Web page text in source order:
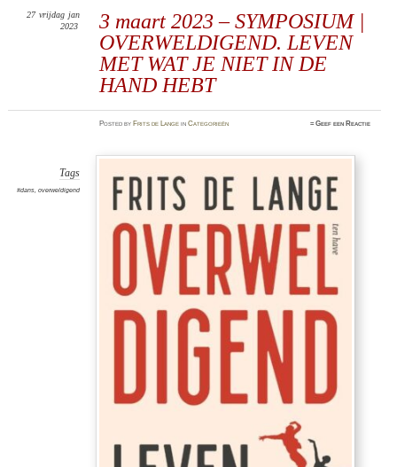
3 maart 2023 – SYMPOSIUM |
OVERWELDIGEND. LEVEN
MET WAT JE NIET IN DE
HAND HEBT
27 vrijdag jan
2023
PostedbyFrits de Lange inCategorieën ≈Geef een Reactie
Tags
#dans, overweldigend